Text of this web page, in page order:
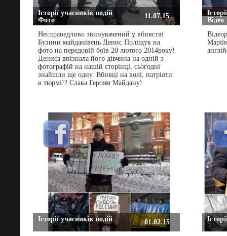
Історії учасників подій
Фото
11.07.15
Несправедливо звинувачений у вбивстві
Бузини майданівець Денис Поліщук на
фото на передовій боїв 20 лютого 2014року!
Дениса впізнала його дівчина на одній з
фотографій на нашій сторінці, сьогодні
знайшли ще одну. Вбивці на волі, патріоти
в тюрмі!? Слава Героям Майдану!
Відео
Історії учасників подій 01.02.15